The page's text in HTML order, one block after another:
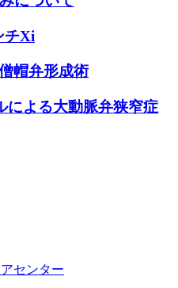
チXi
帽弁形成術
による大動脈弁狭窄症
センター